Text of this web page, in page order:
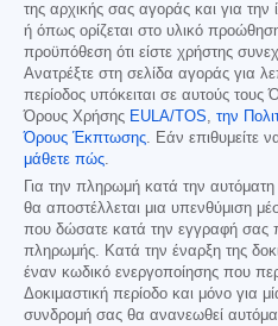
της αρχικής σας αγοράς και για την
ή όπως ορίζεται στο υλικό
προϋπόθεση ότι είστε χρήστης
Ανατρέξτε στη σελίδα αγοράς για
περίοδος υπόκειται σε αυτούς
Όρους Χρήσης EULA/TOS, την
Όρους Έκπτωσης. Εάν επιθυμείτε
μάθετε πώς.
Για την πληρωμή κατά την
θα αποστέλλεται μια υπενθύμιση
που δώσατε κατά την εγγραφή σας
πληρωμής. Κατά την έναρξη της
έναν κωδικό ενεργοποίησης που
Δοκιμαστική περίοδο και μόνο για
συνδρομή σας θα ανανεωθεί